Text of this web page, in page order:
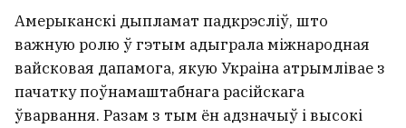
Амерыканскі дыпламат падкрэсліў, што
важную ролю ў гэтым адыграла міжнародная
вайсковая дапамога, якую Украіна атрымлівае з
пачатку поўнамаштабнага расійскага
ўварвання. Разам з тым ён адзначыў і высокі